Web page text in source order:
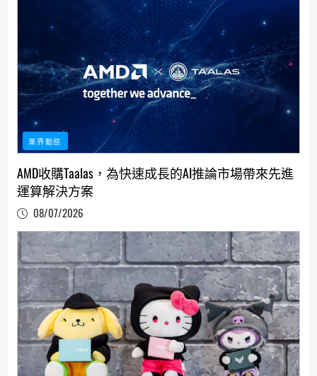
業界動態
AMD收購Taalas，為快速成長的AI推論市場帶來先進
運算解決方案
08/07/2026